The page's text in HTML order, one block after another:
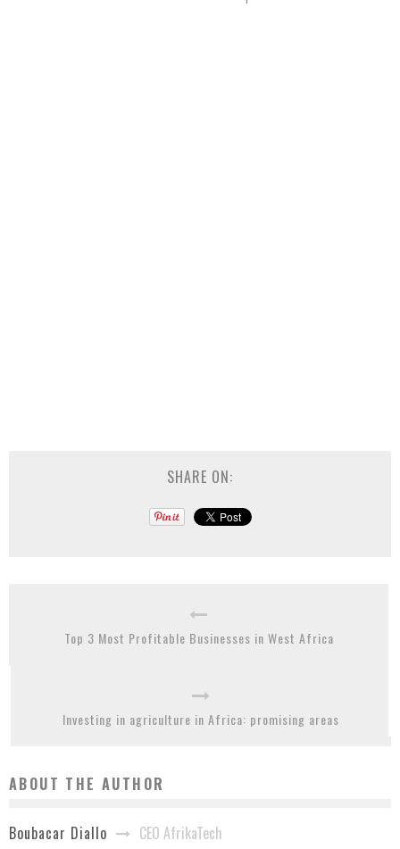
SHARE ON:
Top 3 Most Profitable Businesses in West Africa
Investing in agriculture in Africa: promising areas
ABOUT THE AUTHOR
Boubacar Diallo CEO AfrikaTech